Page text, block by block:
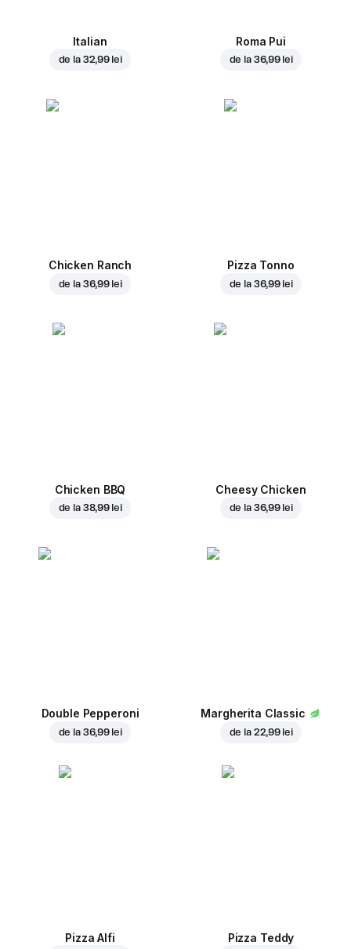
Italian
de la 32,99 lei
Roma Pui
de la 36,99 lei
Chicken Ranch
de la 36,99 lei
Pizza Tonno
de la 36,99 lei
Chicken BBQ
de la 38,99 lei
Cheesy Chicken
de la 36,99 lei
Double Pepperoni
de la 36,99 lei
Margherita Classic
de la 22,99 lei
Pizza Alfi Pizza Teddy